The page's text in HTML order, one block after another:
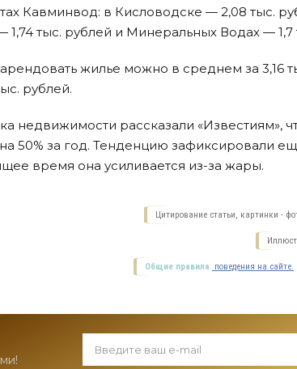
Кавминвод: в Кисловодске — 2,08 тыс.
1,74 тыс. рублей и Минеральных Водах — 1,7
жилье можно в среднем за 3,16
рублей.
недвижимости рассказали «Известиям»,
50% за год. Тенденцию зафиксировали
время она усиливается из-за жары.
Цитирование статьи, картинки -
Общие правила поведения на сайте.